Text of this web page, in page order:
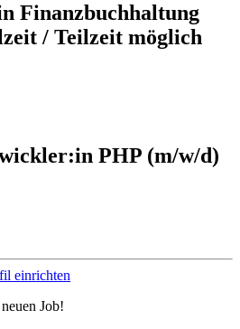
Finanzbuchhaltung
/ Teilzeit möglich
PHP (m/w/d)
einrichten
Job!